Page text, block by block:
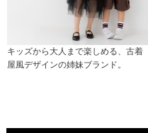
キッズから大人まで楽しめる、古着
屋風デザインの姉妹ブランド。